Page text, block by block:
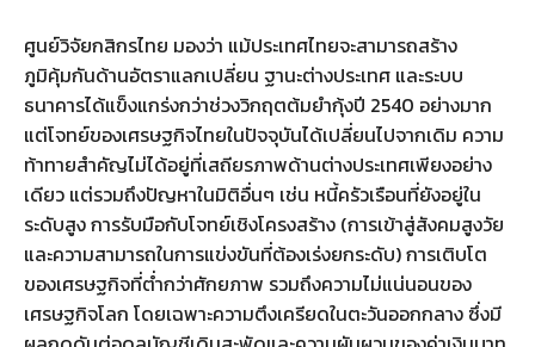
ศูนย์วิจัยกสิกรไทย มองว่า แม้ประเทศไทยจะสามารถสร้าง
ภูมิคุ้มกันด้านอัตราแลกเปลี่ยน ฐานะต่างประเทศ และระบบ
ธนาคารได้แข็งแกร่งกว่าช่วงวิกฤตต้มยำกุ้งปี 2540 อย่างมาก
แต่โจทย์ของเศรษฐกิจไทยในปัจจุบันได้เปลี่ยนไปจากเดิม ความ
ท้าทายสำคัญไม่ได้อยู่ที่เสถียรภาพด้านต่างประเทศเพียงอย่าง
เดียว แต่รวมถึงปัญหาในมิติอื่นๆ เช่น หนี้ครัวเรือนที่ยังอยู่ใน
ระดับสูง การรับมือกับโจทย์เชิงโครงสร้าง (การเข้าสู่สังคมสูงวัย
และความสามารถในการแข่งขันที่ต้องเร่งยกระดับ) การเติบโต
ของเศรษฐกิจที่ต่ำกว่าศักยภาพ รวมถึงความไม่แน่นอนของ
เศรษฐกิจโลก โดยเฉพาะความตึงเครียดในตะวันออกกลาง ซึ่งมี